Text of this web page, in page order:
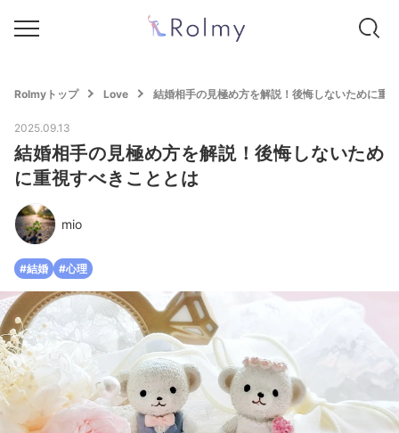
Rolmyトップ Love 結婚相手の見極め方を解説！後悔しないために重
2025.09.13
結婚相手の見極め方を解説！後悔しないため
に重視すべきこととは
mio
#結婚 #心理